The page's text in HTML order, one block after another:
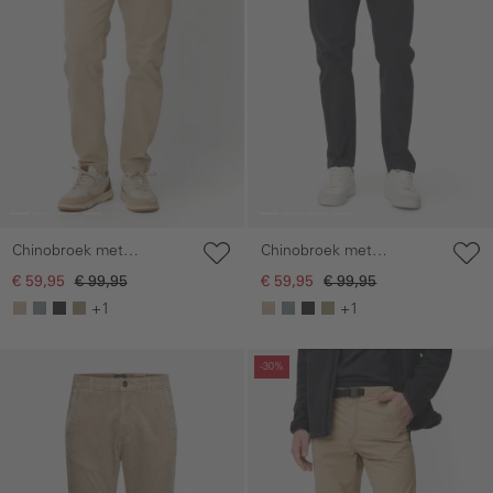
Chinobroek met
elastische tailleband
€ 59,95
€ 99,95
+1
Chinobroek met
elastische tailleband
€ 59,95
€ 99,95
+1
-30%
Galerie overslaan